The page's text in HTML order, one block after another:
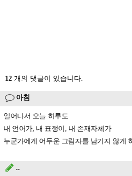
12 개의 댓글이 있습니다.
아침
일어나서 오늘 하루도
내 언어가, 내 표정이, 내 존재자체가
누군가에게 어두운 그림자를 남기지 않게
..